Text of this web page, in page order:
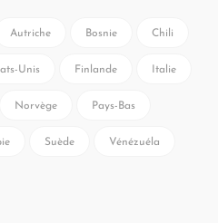
Autriche Bosnie Chili
Unis Finlande Italie
Norvège Pays-Bas
Suède Vénézuéla